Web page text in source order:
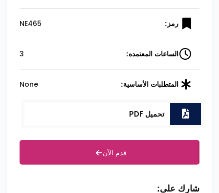
رمز: NE465
الساعات المعتمده: 3
المتطلبات الأساسية: None
تحميل PDF
قدم الآن
شارك على: